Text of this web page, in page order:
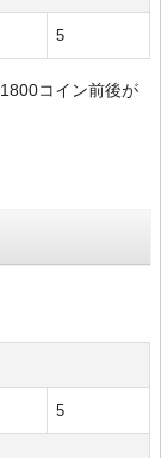
5
コイン前後が
5